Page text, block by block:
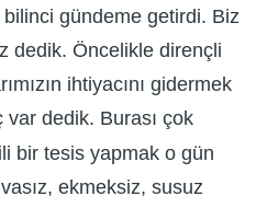
gündeme getirdi. Biz
dedik. Öncelikle dirençli
ihtiyacını gidermek
dedik. Burası çok
bir tesis yapmak o gün
ekmeksiz, susuz